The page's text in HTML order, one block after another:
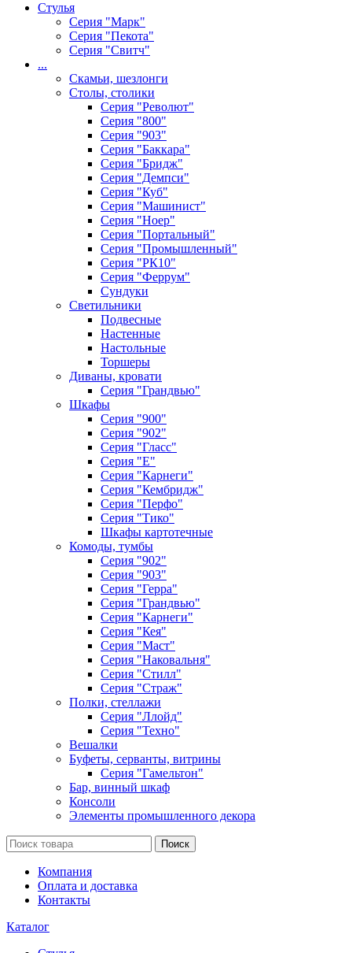
Стулья
Серия "Марк"
Серия "Пекота"
Серия "Свитч"
...
Скамьи, шезлонги
Столы, столики
Серия "Револют"
Серия "800"
Серия "903"
Серия "Баккара"
Серия "Бридж"
Серия "Демпси"
Серия "Куб"
Серия "Машинист"
Серия "Ноер"
Серия "Портальный"
Серия "Промышленный"
Серия "РК10"
Серия "Феррум"
Сундуки
Светильники
Подвесные
Настенные
Настольные
Торшеры
Диваны, кровати
Серия "Грандвью"
Шкафы
Серия "900"
Серия "902"
Серия "Гласс"
Серия "Е"
Серия "Карнеги"
Серия "Кембридж"
Серия "Перфо"
Серия "Тико"
Шкафы картотечные
Комоды, тумбы
Серия "902"
Серия "903"
Серия "Герра"
Серия "Грандвью"
Серия "Карнеги"
Серия "Кея"
Серия "Маст"
Серия "Наковальня"
Серия "Стилл"
Серия "Страж"
Полки, стеллажи
Серия "Ллойд"
Серия "Техно"
Вешалки
Буфеты, серванты, витрины
Серия "Гамельтон"
Бар, винный шкаф
Консоли
Элементы промышленного декора
Поиск
Компания
Оплата и доставка
Контакты
Каталог